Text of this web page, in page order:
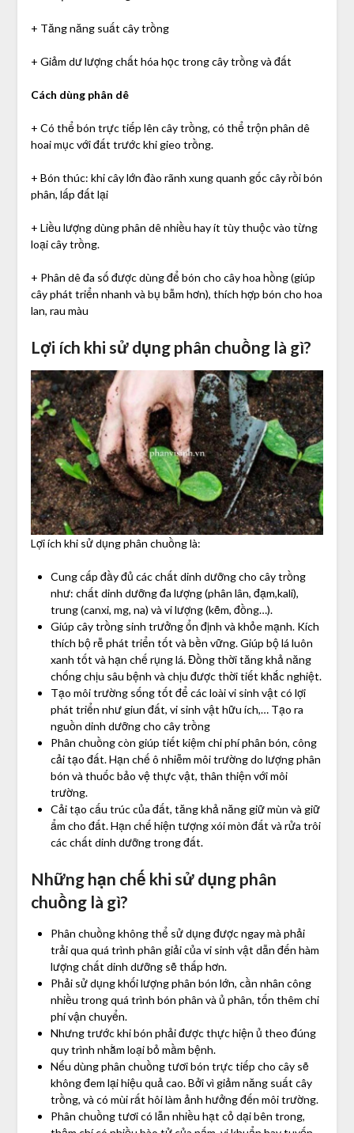
+ Tăng năng suất cây trồng
+ Giảm dư lượng chất hóa học trong cây trồng và đất
Cách dùng phân dê
+ Có thể bón trực tiếp lên cây trồng, có thể trộn phân dê
hoai mục với đất trước khi gieo trồng.
+ Bón thúc: khi cây lớn đào rãnh xung quanh gốc cây rồi bón
phân, lấp đất lại
+ Liều lượng dùng phân dê nhiều hay ít tùy thuộc vào từng
loại cây trồng.
+ Phân dê đa số được dùng để bón cho cây hoa hồng (giúp
cây phát triển nhanh và bụ bẫm hơn), thích hợp bón cho hoa
lan, rau màu
Lợi ích khi sử dụng phân chuồng là gì?
Lợi ích khi sử dụng phân chuồng là:
Cung cấp đầy đủ các chất dinh dưỡng cho cây trồng
như: chất dinh dưỡng đa lượng (phân lân, đạm,kali),
trung (canxi, mg, na) và vi lượng (kẽm, đồng…).
Giúp cây trồng sinh trưởng ổn định và khỏe mạnh. Kích
thích bộ rễ phát triển tốt và bền vững. Giúp bộ lá luôn
xanh tốt và hạn chế rụng lá. Đồng thời tăng khả năng
chống chịu sâu bệnh và chịu được thời tiết khắc nghiệt.
Tạo môi trường sống tốt để các loài vi sinh vật có lợi
phát triển như giun đất, vi sinh vật hữu ích,… Tạo ra
nguồn dinh dưỡng cho cây trồng
Phân chuồng còn giúp tiết kiệm chi phí phân bón, công
cải tạo đất. Hạn chế ô nhiễm môi trường do lượng phân
bón và thuốc bảo vệ thực vật, thân thiện với môi
trường.
Cải tạo cấu trúc của đất, tăng khả năng giữ mùn và giữ
ẩm cho đất. Hạn chế hiện tượng xói mòn đất và rửa trôi
các chất dinh dưỡng trong đất.
Những hạn chế khi sử dụng phân
chuồng là gì?
Phân chuồng không thể sử dụng được ngay mà phải
trải qua quá trình phân giải của vi sinh vật dẫn đến hàm
lượng chất dinh dưỡng sẽ thấp hơn.
Phải sử dụng khối lượng phân bón lớn, cần nhân công
nhiều trong quá trình bón phân và ủ phân, tốn thêm chi
phí vận chuyển.
Nhưng trước khi bón phải được thực hiện ủ theo đúng
quy trình nhằm loại bỏ mầm bệnh.
Nếu dùng phân chuồng tươi bón trực tiếp cho cây sẽ
không đem lại hiệu quả cao. Bởi vì giảm năng suất cây
trồng, và có mùi rất hôi làm ảnh hưởng đến môi trường.
Phân chuồng tươi có lẫn nhiều hạt cỏ dại bên trong,